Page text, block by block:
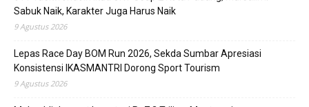
Sabuk Naik, Karakter Juga Harus Naik
9 Agustus 2026
Lepas Race Day BOM Run 2026, Sekda Sumbar Apresiasi
Konsistensi IKASMANTRI Dorong Sport Tourism
9 Agustus 2026